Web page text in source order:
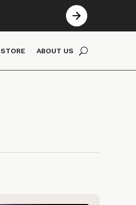
STORE ABOUT US